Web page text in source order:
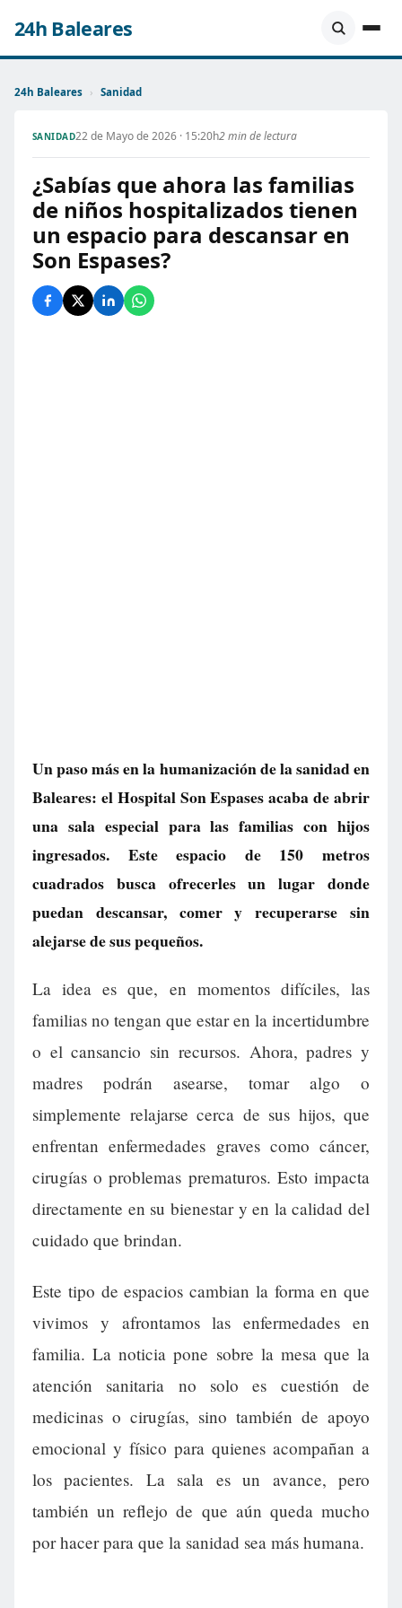
24h Baleares
24h Baleares › Sanidad
SANIDAD22 de Mayo de 2026 · 15:20h2 min de lectura
¿Sabías que ahora las familias
de niños hospitalizados tienen
un espacio para descansar en
Son Espases?
Un paso más en la humanización de la sanidad en
Baleares: el Hospital Son Espases acaba de abrir
una sala especial para las familias con hijos
ingresados. Este espacio de 150 metros
cuadrados busca ofrecerles un lugar donde
puedan descansar, comer y recuperarse sin
alejarse de sus pequeños.
La idea es que, en momentos difíciles, las
familias no tengan que estar en la incertidumbre
o el cansancio sin recursos. Ahora, padres y
madres podrán asearse, tomar algo o
simplemente relajarse cerca de sus hijos, que
enfrentan enfermedades graves como cáncer,
cirugías o problemas prematuros. Esto impacta
directamente en su bienestar y en la calidad del
cuidado que brindan.
Este tipo de espacios cambian la forma en que
vivimos y afrontamos las enfermedades en
familia. La noticia pone sobre la mesa que la
atención sanitaria no solo es cuestión de
medicinas o cirugías, sino también de apoyo
emocional y físico para quienes acompañan a
los pacientes. La sala es un avance, pero
también un reflejo de que aún queda mucho
por hacer para que la sanidad sea más humana.